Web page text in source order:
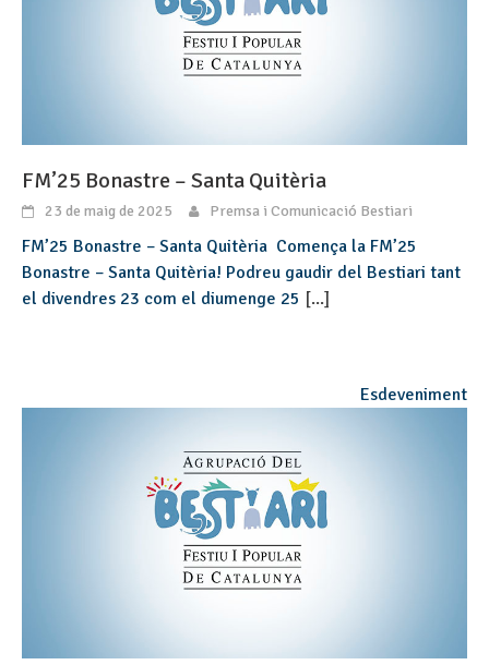
FM’25 Bonastre – Santa Quitèria
23 de maig de 2025 Premsa i Comunicació Bestiari
FM’25 Bonastre – Santa Quitèria Comença la FM’25
Bonastre – Santa Quitèria! Podreu gaudir del Bestiari tant
el divendres 23 com el diumenge 25 [...]
Esdeveniment